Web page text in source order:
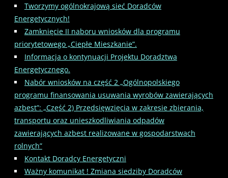
Tworzymy ogólnokrajową sieć Doradców
Energetycznych!
Zamknięcie II naboru wniosków dla programu
priorytetowego „Ciepłe Mieszkanie”.
Informacja o kontynuacji Projektu Doradztwa
Energetycznego.
Nabór wniosków na część 2 „Ogólnopolskiego
programu finansowania usuwania wyrobów zawierających
azbest”: „Część 2) Przedsięwzięcia w zakresie zbierania,
transportu oraz unieszkodliwiania odpadów
zawierających azbest realizowane w gospodarstwach
rolnych”
Kontakt Doradcy Energetyczni
Ważny komunikat ! Zmiana siedziby Doradców